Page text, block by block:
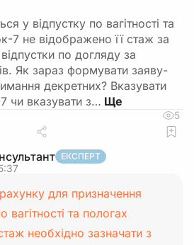
у відпустку по вагітності та
7 не відображено її стаж за
по догляду за
Як зараз формувати заяву-
декретних? Вказувати
чи вказувати з…
5
ЕКСПЕРТ
для призначення
вагітності та пологах
необхідно зазначати з